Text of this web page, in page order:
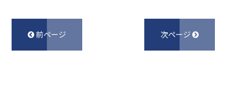
前ページ 次ページ